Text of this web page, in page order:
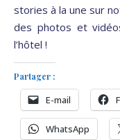
stories à la une sur
des photos et
l’hôtel !
Partager :
E-mail
WhatsApp